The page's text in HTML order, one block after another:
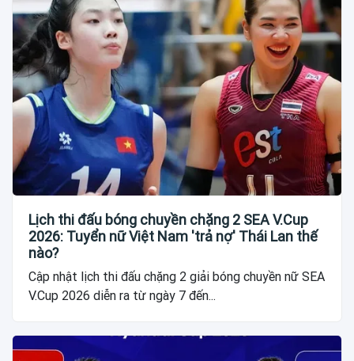
Lịch thi đấu bóng chuyền chặng 2 SEA V.Cup
2026: Tuyển nữ Việt Nam 'trả nợ' Thái Lan thế
nào?
Cập nhật lịch thi đấu chặng 2 giải bóng chuyền nữ SEA
V.Cup 2026 diễn ra từ ngày 7 đến...